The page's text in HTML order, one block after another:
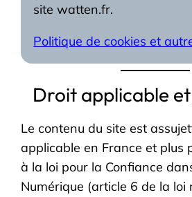
site watten.fr.
Politique de cookies et
Droit applicable
Le contenu du site est
applicable en France et plus
à la loi pour la Confiance
Numérique (article 6 de la loi